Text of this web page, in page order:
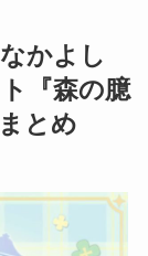
かよし
『森の臆
とめ